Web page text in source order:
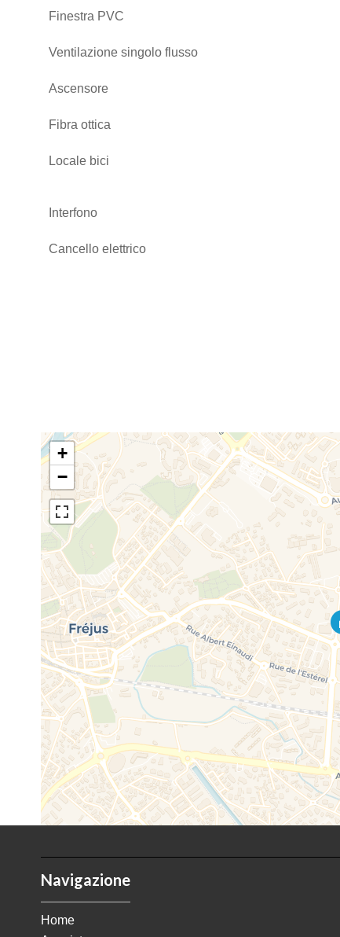
Finestra PVC
Ventilazione singolo flusso
Ascensore
Fibra ottica
Locale bici
Interfono
Cancello elettrico
+
−
Navigazione
Home